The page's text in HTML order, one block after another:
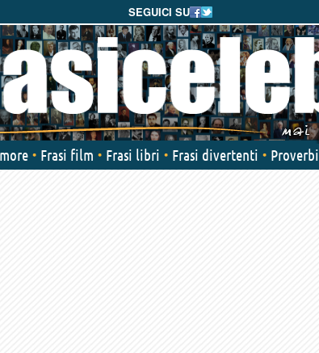
SEGUICI SU
Frasi film Frasi libri Frasi divertenti Proverbi